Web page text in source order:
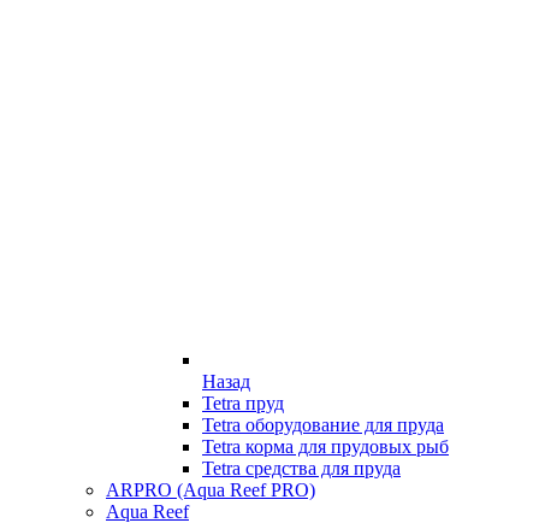
Назад
Tetra пруд
Tetra оборудование для пруда
Tetra корма для прудовых рыб
Tetra средства для пруда
ARPRO (Aqua Reef PRO)
Aqua Reef